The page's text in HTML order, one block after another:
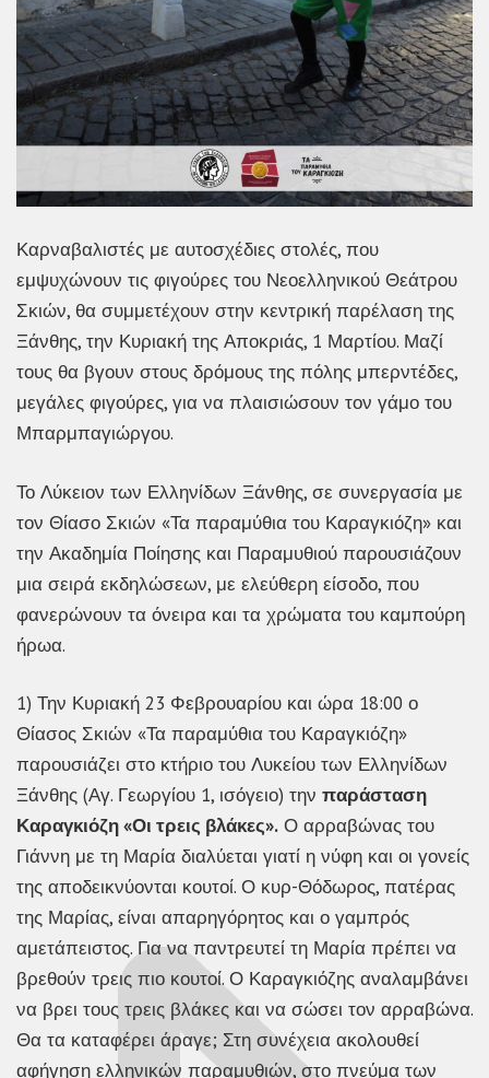
Καρναβαλιστές με αυτοσχέδιες στολές, που
εμψυχώνουν τις φιγούρες του Νεοελληνικού Θεάτρου
Σκιών, θα συμμετέχουν στην κεντρική παρέλαση της
Ξάνθης, την Κυριακή της Αποκριάς, 1 Μαρτίου. Μαζί
τους θα βγουν στους δρόμους της πόλης μπερντέδες,
μεγάλες φιγούρες, για να πλαισιώσουν τον γάμο του
Μπαρμπαγιώργου.
Το Λύκειον των Ελληνίδων Ξάνθης, σε συνεργασία με
τον Θίασο Σκιών «Τα παραμύθια του Καραγκιόζη» και
την Ακαδημία Ποίησης και Παραμυθιού παρουσιάζουν
μια σειρά εκδηλώσεων, με ελεύθερη είσοδο, που
φανερώνουν τα όνειρα και τα χρώματα του καμπούρη
ήρωα.
1) Την Κυριακή 23 Φεβρουαρίου και ώρα 18:00 ο
Θίασος Σκιών «Τα παραμύθια του Καραγκιόζη»
παρουσιάζει στο κτήριο του Λυκείου των Ελληνίδων
Ξάνθης (Αγ. Γεωργίου 1, ισόγειο) την παράσταση
Καραγκιόζη «Οι τρεις βλάκες». Ο αρραβώνας του
Γιάννη με τη Μαρία διαλύεται γιατί η νύφη και οι γονείς
της αποδεικνύονται κουτοί. Ο κυρ-Θόδωρος, πατέρας
της Μαρίας, είναι απαρηγόρητος και ο γαμπρός
αμετάπειστος. Για να παντρευτεί τη Μαρία πρέπει να
βρεθούν τρεις πιο κουτοί. Ο Καραγκιόζης αναλαμβάνει
να βρει τους τρεις βλάκες και να σώσει τον αρραβώνα.
Θα τα καταφέρει άραγε; Στη συνέχεια ακολουθεί
αφήγηση ελληνικών παραμυθιών, στο πνεύμα των